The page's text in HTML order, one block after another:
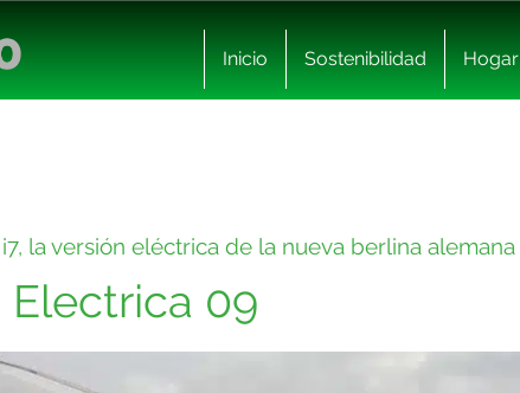
Inicio Sostenibilidad Hogar
la versión eléctrica de la nueva berlina alemana
Electrica 09